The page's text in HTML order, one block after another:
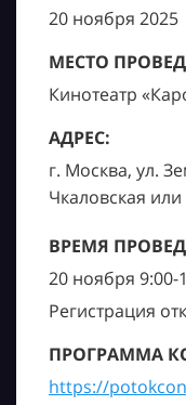
20 ноября 2025
МЕСТО
Кинотеатр
АДРЕС:
г. Москва, ул.
Чкаловская или
ВРЕМЯ
20 ноября 9:00-
Регистрация
ПРОГРАММА
https://